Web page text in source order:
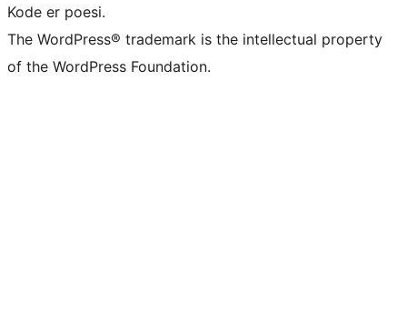
Kode er poesi.
The WordPress® trademark is the intellectual property
of the WordPress Foundation.